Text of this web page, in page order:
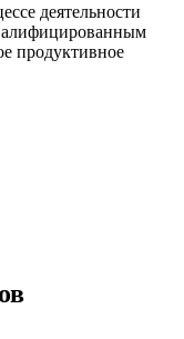
деятельности
продуктивное